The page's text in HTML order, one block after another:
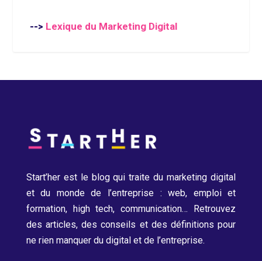
--> Lexique du Marketing Digital
Start’her est le blog qui traite du marketing digital
et du monde de l’entreprise : web, emploi et
formation, high tech, communication… Retrouvez
des articles, des conseils et des définitions pour
ne rien manquer du digital et de l’entreprise.